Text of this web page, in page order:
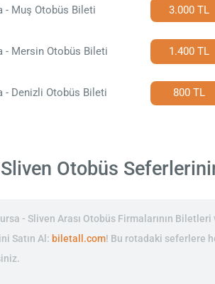
- Muş Otobüs Bileti 3.000 TL
- Mersin Otobüs Bileti 1.400 TL
- Denizli Otobüs Bileti 800 TL
Otobüs
- Sliven Arası Otobüs Firmalarının Biletleri
Satın Al: biletall.com! Bu rotadaki seferlere